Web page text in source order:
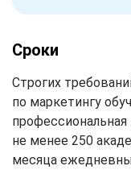
Сроки
Строгих
по маркетингу
не менее 250
месяца